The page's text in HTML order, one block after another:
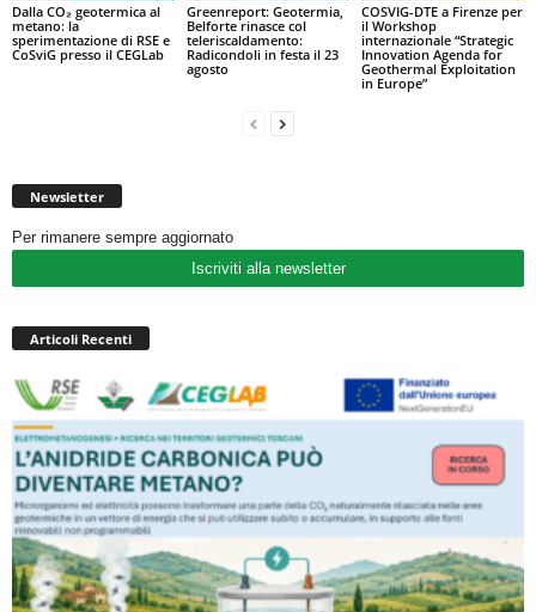
Dalla CO₂ geotermica al
metano: la
sperimentazione di RSE e
CoSviG presso il CEGLab
Greenreport: Geotermia,
Belforte rinasce col
teleriscaldamento:
Radicondoli in festa il 23
agosto
COSVIG-DTE a Firenze per
il Workshop
internazionale “Strategic
Innovation Agenda for
Geothermal Exploitation
in Europe”
Newsletter
Per rimanere sempre aggiornato
Iscriviti alla newsletter
Articoli Recenti